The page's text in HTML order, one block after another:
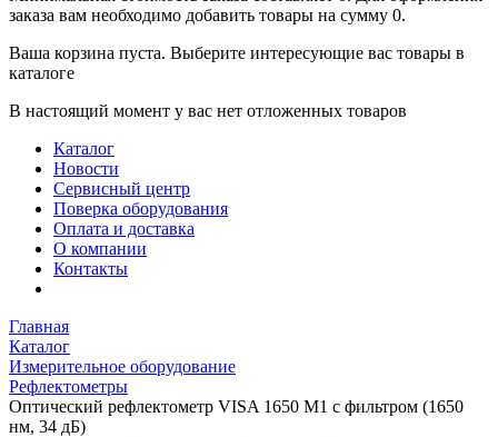
заказа вам необходимо добавить товары на сумму 0.
Ваша корзина пуста. Выберите интересующие вас товары в
каталоге
В настоящий момент у вас нет отложенных товаров
Каталог
Новости
Сервисный центр
Поверка оборудования
Оплата и доставка
О компании
Контакты
Главная
Каталог
Измерительное оборудование
Рефлектометры
Оптический рефлектометр VISA 1650 M1 с фильтром (1650
нм, 34 дБ)